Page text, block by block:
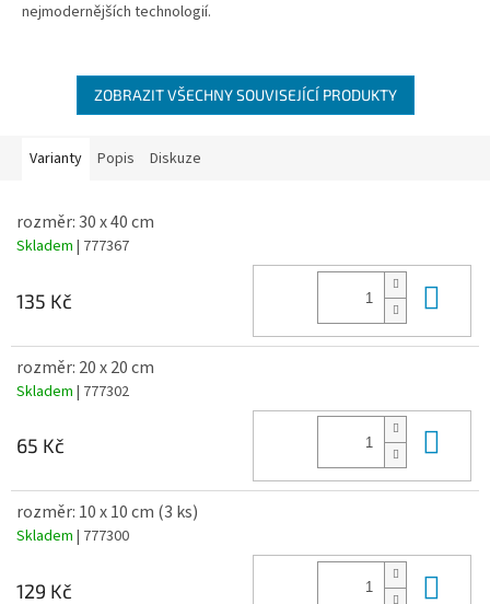
nejmodernějších technologií.
ZOBRAZIT VŠECHNY SOUVISEJÍCÍ PRODUKTY
Varianty Popis Diskuze
rozměr: 30 x 40 cm
Skladem | 777367
135 Kč
rozměr: 20 x 20 cm
Skladem | 777302
65 Kč
rozměr: 10 x 10 cm (3 ks)
Skladem | 777300
129 Kč